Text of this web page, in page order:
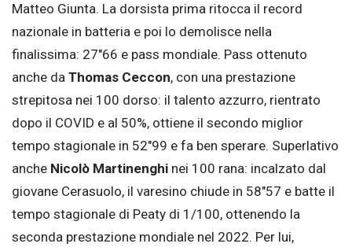
Matteo Giunta. La dorsista prima ritocca il record
nazionale in batteria e poi lo demolisce nella
finalissima: 27″66 e pass mondiale. Pass ottenuto
anche da Thomas Ceccon, con una prestazione
strepitosa nei 100 dorso: il talento azzurro, rientrato
dopo il COVID e al 50%, ottiene il secondo miglior
tempo stagionale in 52″99 e fa ben sperare. Superlativo
anche Nicolò Martinenghi nei 100 rana: incalzato dal
giovane Cerasuolo, il varesino chiude in 58″57 e batte il
tempo stagionale di Peaty di 1/100, ottenendo la
seconda prestazione mondiale nel 2022. Per lui,